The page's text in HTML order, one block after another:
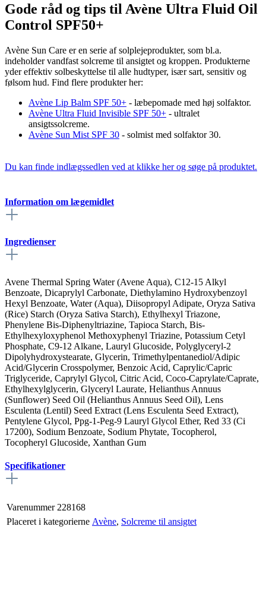
Gode råd og tips til Avène Ultra Fluid Oil
Control SPF50+
Avène Sun Care er en serie af solplejeprodukter, som bl.a.
indeholder vandfast solcreme til ansigtet og kroppen. Produkterne
yder effektiv solbeskyttelse til alle hudtyper, især sart, sensitiv og
følsom hud. Find flere produkter her:
Avène Lip Balm SPF 50+ - læbepomade med høj solfaktor.
Avène Ultra Fluid Invisible SPF 50+ - ultralet
ansigtssolcreme.
Avène Sun Mist SPF 30 - solmist med solfaktor 30.
Du kan finde indlægssedlen ved at klikke her og søge på produktet.
Information om lægemidlet
Ingredienser
Avene Thermal Spring Water (Avene Aqua), C12-15 Alkyl
Benzoate, Dicaprylyl Carbonate, Diethylamino Hydroxybenzoyl
Hexyl Benzoate, Water (Aqua), Diisopropyl Adipate, Oryza Sativa
(Rice) Starch (Oryza Sativa Starch), Ethylhexyl Triazone,
Phenylene Bis-Diphenyltriazine, Tapioca Starch, Bis-
Ethylhexyloxyphenol Methoxyphenyl Triazine, Potassium Cetyl
Phosphate, C9-12 Alkane, Lauryl Glucoside, Polyglyceryl-2
Dipolyhydroxystearate, Glycerin, Trimethylpentanediol/Adipic
Acid/Glycerin Crosspolymer, Benzoic Acid, Caprylic/Capric
Triglyceride, Caprylyl Glycol, Citric Acid, Coco-Caprylate/Caprate,
Ethylhexylglycerin, Glyceryl Laurate, Helianthus Annuus
(Sunflower) Seed Oil (Helianthus Annuus Seed Oil), Lens
Esculenta (Lentil) Seed Extract (Lens Esculenta Seed Extract),
Pentylene Glycol, Ppg-1-Peg-9 Lauryl Glycol Ether, Red 33 (Ci
17200), Sodium Benzoate, Sodium Phytate, Tocopherol,
Tocopheryl Glucoside, Xanthan Gum
Specifikationer
Varenummer 228168
Placeret i kategorierne Avène, Solcreme til ansigtet